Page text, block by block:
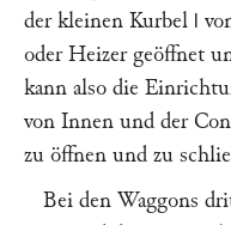
der kleinen Kurbel
oder Heizer geöffnet
kann also die
von Innen und der
zu öffnen und zu
Bei den Waggons